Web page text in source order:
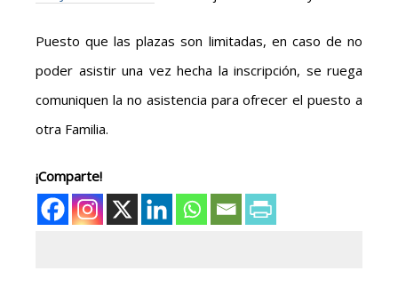
Puesto que las plazas son limitadas, en caso de no
poder asistir una vez hecha la inscripción, se ruega
comuniquen la no asistencia para ofrecer el puesto a
otra Familia.
¡Comparte!